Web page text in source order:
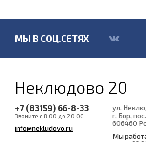
МЫ В СОЦ.СЕТЯХ
Неклюдово 20
+7 (83159) 66-8-33
Звоните с 8:00 до 20:00
info@nekludovo.ru
ул.
г. Бор,
606460
Мы